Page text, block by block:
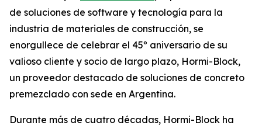
de soluciones de software y tecnología para la
industria de materiales de construcción, se
enorgullece de celebrar el 45º aniversario de su
valioso cliente y socio de largo plazo, Hormi-Block,
un proveedor destacado de soluciones de concreto
premezclado con sede en Argentina.
Durante más de cuatro décadas, Hormi-Block ha